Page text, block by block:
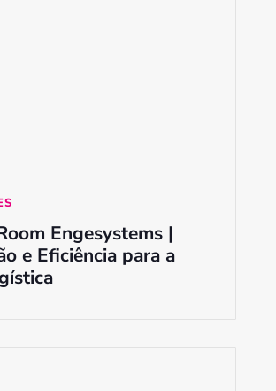
Engesystems |
e Eficiência para a